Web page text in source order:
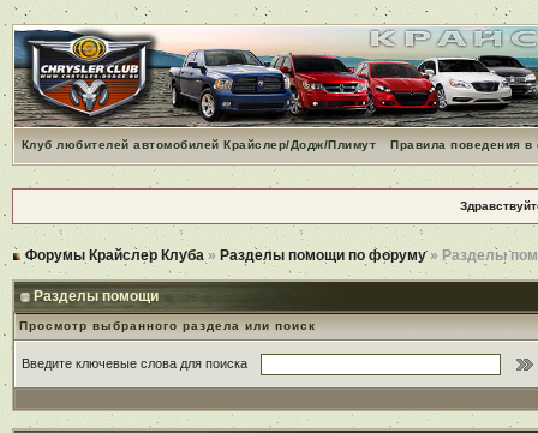
Клуб любителей автомобилей Крайслер/Додж/Плимут Правила поведения
Форумы Крайслер Клуба » Разделы помощи по форуму» Разделы
Разделы помощи
Просмотр выбранного раздела или поиск
Введите ключевые слова для поиска